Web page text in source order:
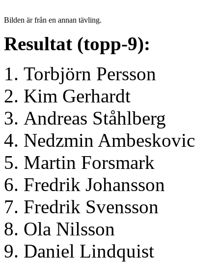
Bilden är från en annan tävling.
Resultat (topp-9):
Torbjörn Persson
Kim Gerhardt
Andreas Ståhlberg
Nedzmin Ambeskovic
Martin Forsmark
Fredrik Johansson
Fredrik Svensson
Ola Nilsson
Daniel Lindquist